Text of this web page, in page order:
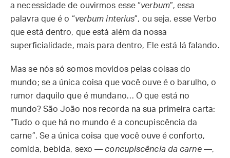
a necessidade de ouvirmos esse “verbum”, essa
palavra que é o “verbum interius”, ou seja, esse Verbo
que está dentro, que está além da nossa
superficialidade, mais para dentro, Ele está lá falando.
Mas se nós só somos movidos pelas coisas do
mundo; se a única coisa que você ouve é o barulho, o
rumor daquilo que é mundano… O que está no
mundo? São João nos recorda na sua primeira carta:
“Tudo o que há no mundo é a concupiscência da
carne”. Se a única coisa que você ouve é conforto,
comida, bebida, sexo — concupiscência da carne—,